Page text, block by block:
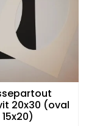
20x30 (oval
15x20)